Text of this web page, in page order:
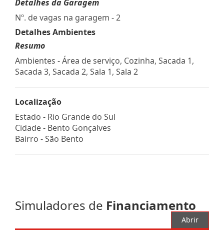
Detalhes da Garagem
Nº. de vagas na garagem - 2
Detalhes Ambientes
Resumo
Ambientes - Área de serviço, Cozinha, Sacada 1,
Sacada 3, Sacada 2, Sala 1, Sala 2
Localização
Estado - Rio Grande do Sul
Cidade - Bento Gonçalves
Bairro -São Bento
Simuladores de Financiamento
Abrir